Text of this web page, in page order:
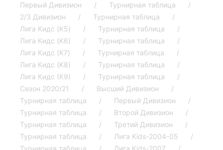
Первый Дивизион
Турнирная таблица
2/3 Дивизион
Турнирная таблица
Лига Кидс (K5)
Турнирная таблица
Лига Кидс (K6)
Турнирная таблица
Лига Кидс (K7)
Турнирная таблица
Лига Кидс (K8)
Турнирная таблица
Лига Кидс (К9)
Турнирная таблица
Сезон 2020/21
Высший Дивизион
Турнирная таблица
Первый Дивизион
Турнирная таблица
Второй Дивизион
Турнирная таблица
Третий Дивизион
Турнирная таблица
Лига Kids-2004-05
Турнирная таблица
Лига Kids-2007